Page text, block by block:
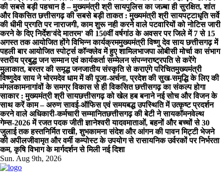
की सबसे बड़ी पहचान है – मुख्यमंत्री श्री सायपुलिस का जज़्बा ही सुरक्षित, शांत
और विकसित छत्तीसगढ़ की सबसे बड़ी ताकत : मुख्यमंत्री श्री सायपट्टाधृति सर्वे
की धीमी प्रगति पर नाराजगी, काम शुरू नही करने वाले पटवारियों को नोटिस जारी
करने के दिए निर्देश’वंदे मातरम’ की 150वीं वर्षगांठ के अवसर पर जिले में 7 से 15
अगस्त तक आयोजित होंगे विभिन्न कार्यक्रममुख्यमंत्री विष्णु देव साय छत्तीसगढ़ में
पहली बार आयोजित स्पोर्ट्स कॉन्क्लेव में हुए शामिलभाजपा ओबीसी मोर्चा का संभाग
स्तरीय प्रबुद्ध जन सम्मान एवं कार्यकर्ता सम्मेलन संपन्नराष्ट्रपति से करेंगे
मुलाकात, बस्तर की समृद्ध जनजातीय संस्कृति से कराएंगे परिचितमुख्यमंत्री
विष्णुदेव साय ने भोरमदेव धाम में की पूजा-अर्चना, प्रदेश की सुख-समृद्धि के लिए की
मंगलकामनागांवों के समग्र विकास से ही विकसित छत्तीसगढ़ का संकल्प होगा
साकार : मुख्यमंत्री श्री सायछत्तीसगढ़ को खेल हब बनाने नई सोच और विजन के
साथ करें काम – अरुण सावई-ऑफिस एवं समयबद्ध उपस्थिति में उत्कृष्ट प्रदर्शन
करने वाले अधिकारी-कर्मचारी सम्मानितछत्तीसगढ़ की बेटी ने सायकॉमनवेल्थ
गेम्स-2026 में रजत पदक जीती ज्ञानेश्वरी यादवमाताओं, बहनों और बच्चों से 30
जुलाई तक हस्तनिर्मित राखी, शुभकामना संदेश और आंगन की पावन मिट्टी भेजने
की अपीलजीवामृत और वर्मी कम्पोस्ट के उपयोग से रासायनिक उर्वरकों पर निर्भरता
कम, कृषि विभाग के मार्गदर्शन से मिली नई दिशा
Sun. Aug 9th, 2026